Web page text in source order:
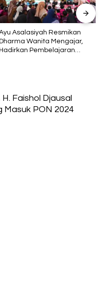
Asalasiyah Resmikan
Dharma Wanita Mengajar,
Hadirkan Pembelajaran
Faishol Djausal
PON 2024